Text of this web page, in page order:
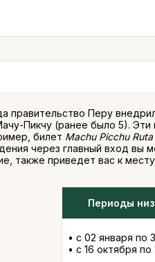
правительство Перу
Пикчу (ранее было 5). Эти
билет Machu Picchu
через главный вход вы
также приведет вас к
Периоды
• с 02 января по
• с 16 октября